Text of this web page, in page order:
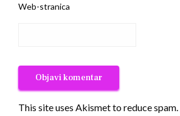
Web-stranica
This site uses Akismet to reduce spam.